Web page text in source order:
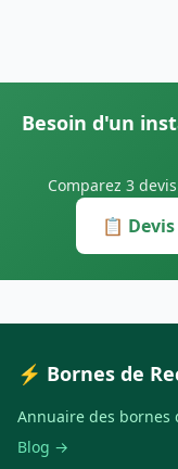
Besoin d'un
Comparez 3
📋
⚡ Bornes de
Annuaire des bornes
Blog →